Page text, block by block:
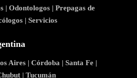
| Odontologos | Prepagas de
| Servicios
Aires | Córdoba | Santa Fe |
| Tucumán